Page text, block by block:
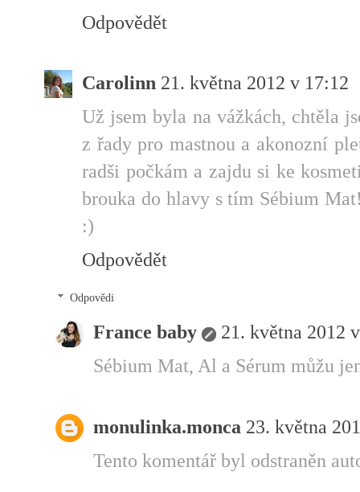
Odpovědět
Carolinn 21. května 2012 v 17:12
Už jsem byla na vážkách, chtěla
z řady pro mastnou a akonozní
radši počkám a zajdu si ke
brouka do hlavy s tím Sébium
:)
Odpovědět
Odpovědi
France baby
21. května 2012
Sébium Mat, Al a Sérum můžu
monulinka.monca 23. května
Tento komentář byl odstraněn